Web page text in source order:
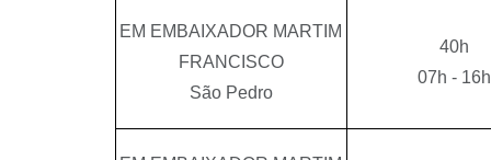
EM EMBAIXADOR MARTIM
FRANCISCO
São Pedro
40h
07h - 16h